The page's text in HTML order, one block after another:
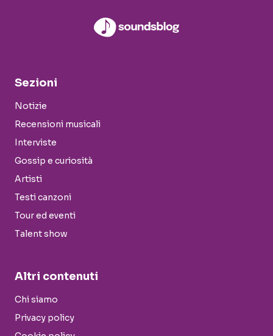
Sezioni
Notizie
Recensioni musicali
Interviste
Gossip e curiosità
Artisti
Testi canzoni
Tour ed eventi
Talent show
Altri contenuti
Chi siamo
Privacy policy